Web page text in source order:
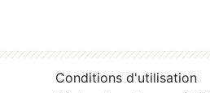
Conditions d'utilisation